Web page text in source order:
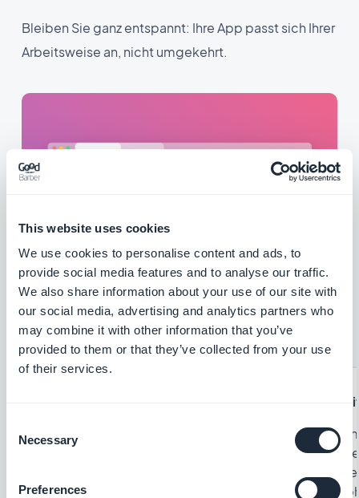
This website uses cookies
We use cookies to personalise content and ads, to
provide social media features and to analyse our traffic.
We also share information about your use of our site with
our social media, advertising and analytics partners who
may combine it with other information that you’ve
provided to them or that they’ve collected from your use
of their services.
Selection
Necessary
Preferences
Bleiben Sie ganz entspannt: Ihre App passt sich Ihrer
Arbeitsweise an, nicht umgekehrt.
Wenn Ihre Kunden Essen ausgewählt
bestätigt haben, wird auf Ihrer Seite eine